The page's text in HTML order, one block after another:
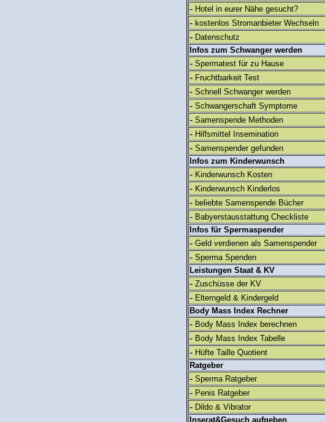
- Hotel in eurer Nähe gesucht?
- kostenlos Stromanbieter Wechseln
- Datenschutz
Infos zum Schwanger werden
- Spermatest für zu Hause
- Fruchtbarkeit Test
- Schnell Schwanger werden
- Schwangerschaft Symptome
- Samenspende Methoden
- Hilfsmittel Insemination
- Samenspender gefunden
Infos zum Kinderwunsch
- Kinderwunsch Kosten
- Kinderwunsch Kinderlos
- beliebte Samenspende Bücher
- Babyerstausstattung Checkliste
Infos für Spermaspender
- Geld verdienen als Samenspender
- Sperma Spenden
Leistungen Staat & KV
- Zuschüsse der KV
- Elterngeld & Kindergeld
Body Mass Index Rechner
- Body Mass Index berechnen
- Body Mass Index Tabelle
- Hüfte Taille Quotient
Ratgeber
- Sperma Ratgeber
- Penis Ratgeber
- Dildo & Vibrator
Inserat&Gesuch aufgeben